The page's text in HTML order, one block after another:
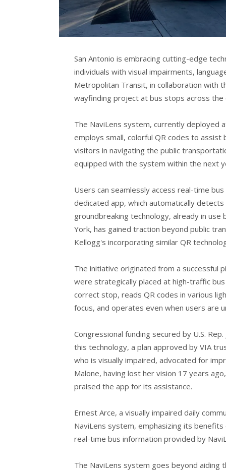
San Antonio is embracing cutting-edge
individuals with visual impairments,
Metropolitan Transit, in collaboration with
wayfinding project at bus stops across the
The NaviLens system, currently deployed
employs small, colorful QR codes to assist
visitors in navigating the public
equipped with the system within the next
Users can seamlessly access real-time
dedicated app, which automatically
groundbreaking technology, already in
York, has gained traction beyond public
Kellogg's incorporating similar QR
The initiative originated from a successful
were strategically placed at high-traffic
correct stop, reads QR codes in various
focus, and operates even when users are
Congressional funding secured by U.S.
this technology, a plan approved by VIA
who is visually impaired, advocated for
Malone, having lost her vision 17 years
praised the app for its assistance.
Ernest Arce, a visually impaired daily
NaviLens system, emphasizing its
real-time bus information provided by
The NaviLens system goes beyond aiding